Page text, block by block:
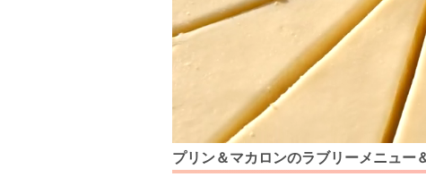
プリン＆マカロンのラブリーメニュー